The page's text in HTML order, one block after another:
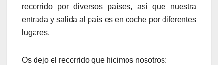
recorrido por diversos países, así que nuestra
entrada y salida al país es en coche por diferentes
lugares.
Os dejo el recorrido que hicimos nosotros: